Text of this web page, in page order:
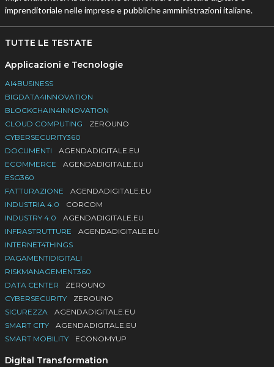
imprenditoriale nelle imprese e pubbliche amministrazioni italiane.
TUTTE LE TESTATE
Applicazioni e Tecnologie
AI4BUSINESS
BIGDATA4INNOVATION
BLOCKCHAIN4INNOVATION
CLOUD COMPUTING
ZEROUNO
CYBERSECURITY360
DOCUMENTI
AGENDADIGITALE.EU
ECOMMERCE
AGENDADIGITALE.EU
ESG360
FATTURAZIONE
AGENDADIGITALE.EU
INDUSTRIA 4.0
CORCOM
INDUSTRY 4.0
AGENDADIGITALE.EU
INFRASTRUTTURE
AGENDADIGITALE.EU
INTERNET4THINGS
PAGAMENTIDIGITALI
RISKMANAGEMENT360
DATA CENTER
ZEROUNO
CYBERSECURITY
ZEROUNO
SICUREZZA
AGENDADIGITALE.EU
SMART CITY
AGENDADIGITALE.EU
SMART MOBILITY
ECONOMYUP
Digital Transformation